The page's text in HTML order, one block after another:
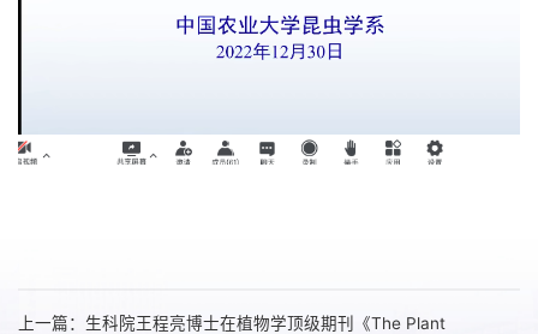
上一篇：生科院王程亮博士在植物学顶级期刊《The Plant